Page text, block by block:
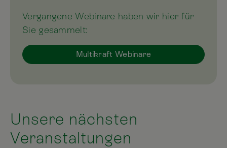
Vergangene Webinare haben wir hier für
Sie gesammelt:
Multikraft Webinare
Unsere nächsten
Veranstaltungen